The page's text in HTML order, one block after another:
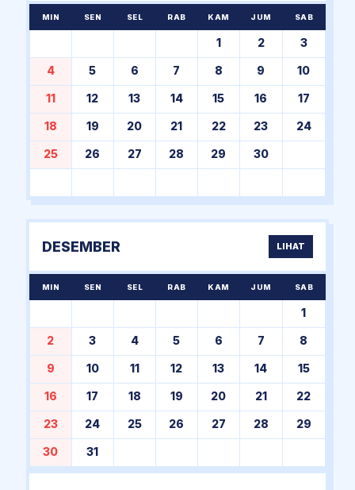
MIN SEN SEL RAB KAM JUM SAB
1 2 3
4 5 6 7 8 9 10
11 12 13 14 15 16 17
18 19 20 21 22 23 24
25 26 27 28 29 30
DESEMBER LIHAT
MIN SEN SEL RAB KAM JUM SAB
1
2 3 4 5 6 7 8
9 10 11 12 13 14 15
16 17 18 19 20 21 22
23 24 25 26 27 28 29
30 31